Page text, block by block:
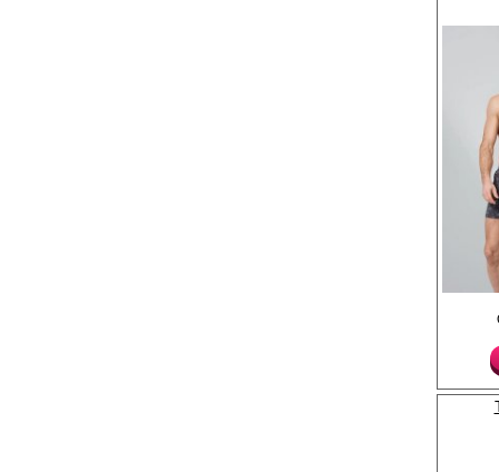
занятий спортом.
бережная стирка при
хлопка, свободного
закрытой резинке,